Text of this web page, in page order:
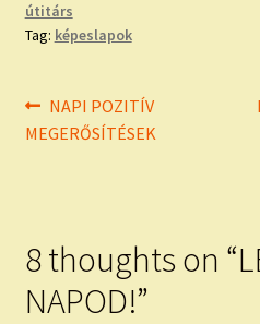
útitárs
Tag: képeslapok
Bejegyzés
navigáció
Previous
post:
NAPI POZITÍV
MEGERŐSÍTÉSEK
8 thoughts on “
NAPOD!”